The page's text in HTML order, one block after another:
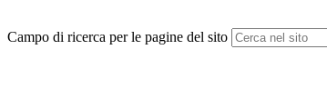
Campo di ricerca per le pagine del sito